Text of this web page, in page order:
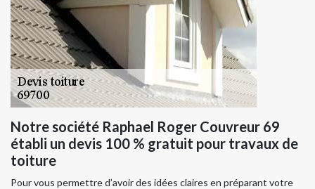
Notre société Raphael Roger Couvreur 69
établi un devis 100 % gratuit pour travaux de
toiture
Pour vous permettre d’avoir des idées claires en préparant votre